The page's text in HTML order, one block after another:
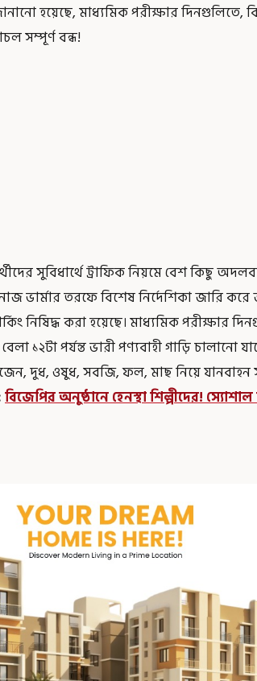
হয়েছে, মাধ্যমিক পরীক্ষার দিনগুলিতে,
সম্পূর্ণ বন্ধ!
সুবিধার্থে ট্রাফিক নিয়মে বেশ কিছু
তরফে বিশেষ নির্দেশিকা জারি করে
নিষিদ্ধ করা হয়েছে। মাধ্যমিক পরীক্ষার
১২টা পর্যন্ত ভারী পণ্যবাহী গাড়ি চালানো
দুধ, ওষুধ, সবজি, ফল, মাছ নিয়ে যানবাহন
বিজেপির অনুষ্ঠানে হেনস্থা শিল্পীদের!